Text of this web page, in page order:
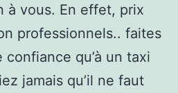
à vous. En effet, prix
professionnels.. faites
qu’à un taxi
jamais qu’il ne faut